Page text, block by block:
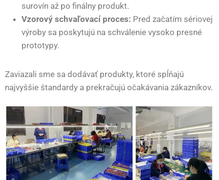
surovín až po finálny produkt.
Vzorový schvaľovací proces: Pred začatím sériovej
výroby sa poskytujú na schválenie vysoko presné
prototypy.
Zaviazali sme sa dodávať produkty, ktoré spĺňajú
najvyššie štandardy a prekračujú očakávania zákazníkov.